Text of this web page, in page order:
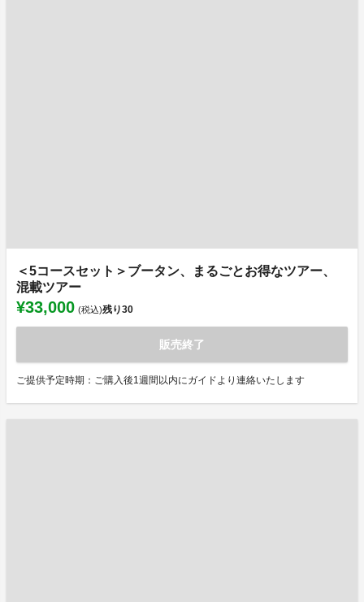
＜5コースセット＞ブータン、まるごとお得なツアー、
混載ツアー
¥33,000 (税込)残り30
販売終了
ご提供予定時期：ご購入後1週間以内にガイドより連絡いたします